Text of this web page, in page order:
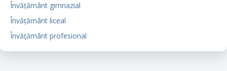
Învățământ gimnazial
Învățământ liceal
Învățământ profesional